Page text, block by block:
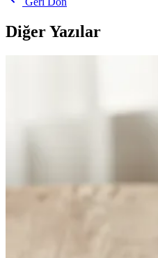
Diğer Yazılar